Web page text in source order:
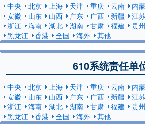
中央 北京 上海 天津 重庆 云南 内蒙
安徽
山东 山西 广东 广西 新疆 江苏
浙江
海南 湖北 湖南 甘肃 福建 贵州
黑龙江
香港 全国 海外 其他
610系统责任单
中央 北京 上海 天津 重庆 云南 内蒙
安徽
山东 山西 广东 广西 新疆 江苏
浙江
海南 湖北 湖南 甘肃 福建 贵州
黑龙江
香港 全国 海外 其他